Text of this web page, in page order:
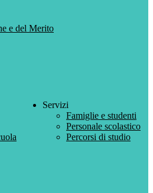
e del Merito
Servizi
Famiglie e studenti
Personale scolastico
Percorsi di studio